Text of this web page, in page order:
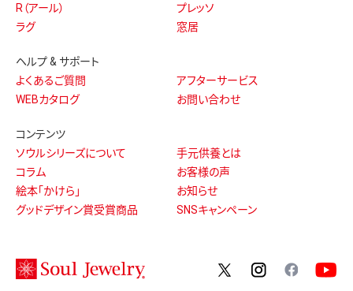
R（アール）
プレッソ
ラグ
窓居
ヘルプ & サポート
よくあるご質問
アフターサービス
WEBカタログ
お問い合わせ
コンテンツ
ソウルシリーズについて
手元供養とは
コラム
お客様の声
絵本「かけら」
お知らせ
グッドデザイン賞受賞商品
SNSキャンペーン
twitterinstagram